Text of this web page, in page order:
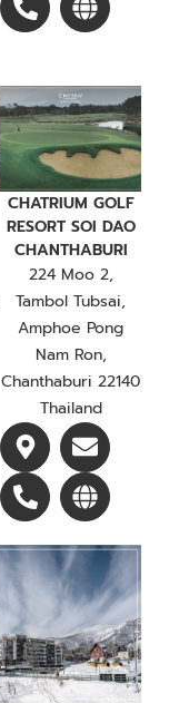
CHATRIUM GOLF
RESORT SOI DAO
CHANTHABURI
224 Moo 2,
Tambol Tubsai,
Amphoe Pong
Nam Ron,
Chanthaburi 22140
Thailand